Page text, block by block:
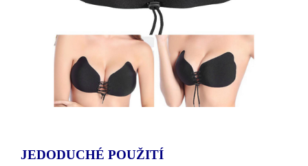
JEDODUCHÉ POUŽITÍ